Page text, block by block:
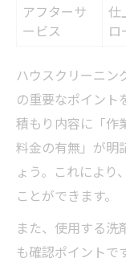
アフターサ
ービス
仕
ロ
ハウスクリーニン
の重要なポイント
積もり内容に「作
料金の有無」が明
ょう。これにより
ことができます。
また、使用する
も確認ポイントで